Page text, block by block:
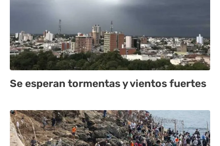
Se esperan tormentas y vientos fuertes